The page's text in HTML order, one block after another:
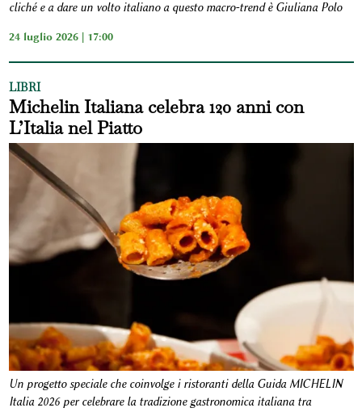
cliché e a dare un volto italiano a questo macro-trend è Giuliana Polo
24 luglio 2026 | 17:00
LIBRI
Michelin Italiana celebra 120 anni con
L’Italia nel Piatto
Un progetto speciale che coinvolge i ristoranti della Guida MICHELIN
Italia 2026 per celebrare la tradizione gastronomica italiana tra